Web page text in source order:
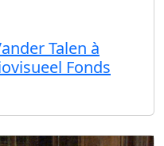
Talen à
Fonds